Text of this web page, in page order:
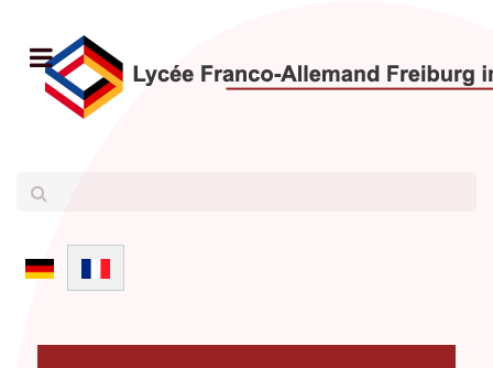
Sélectionnez votre langue